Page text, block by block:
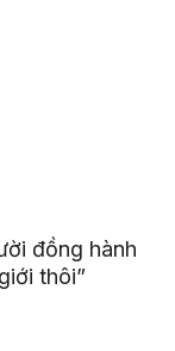
đồng hành
thôi”